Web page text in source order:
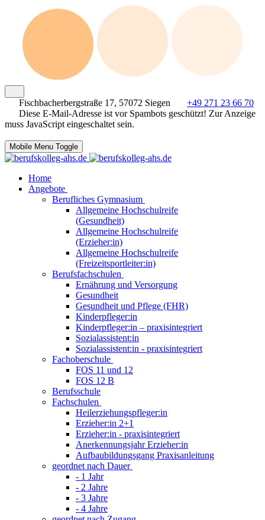
Fischbacherbergstraße 17, 57072 Siegen
+49 271 23 66 70
Diese E-Mail-Adresse ist vor Spambots geschützt! Zur Anzeige
muss JavaScript eingeschaltet sein.
Mobile Menu Toggle
Home
Angebote
Berufliches Gymnasium
Allgemeine Hochschulreife
(Gesundheit)
Allgemeine Hochschulreife
(Erzieher:in)
Allgemeine Hochschulreife
(Freizeitsportleiter:in)
Berufsfachschulen
Ernährung und Versorgung
Gesundheit
Gesundheit und Pflege (FHR)
Kinderpfleger:in
Kinderpfleger:in – praxisintegriert
Sozialassistent:in
Sozialassistent:in - praxisintegriert
Fachoberschule
FOS 11 und 12
FOS 12 B
Berufsschule
Fachschulen
Heilerziehungspfleger:in
Erzieher:in 2+1
Erzieher:in - praxisintegriert
Anerkennungsjahr Erzieher:in
Aufbaubildungsgang Praxisanleitung
geordnet nach Dauer
- 1 Jahr
- 2 Jahre
- 3 Jahre
- 4 Jahre